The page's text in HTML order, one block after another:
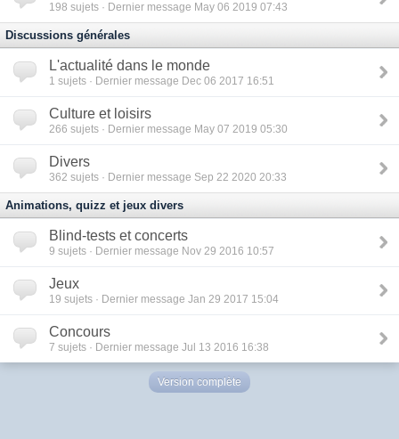
198 sujets · Dernier message May 06 2019 07:43
Discussions générales
L'actualité dans le monde
1 sujets · Dernier message Dec 06 2017 16:51
Culture et loisirs
266 sujets · Dernier message May 07 2019 05:30
Divers
362 sujets · Dernier message Sep 22 2020 20:33
Animations, quizz et jeux divers
Blind-tests et concerts
9 sujets · Dernier message Nov 29 2016 10:57
Jeux
19 sujets · Dernier message Jan 29 2017 15:04
Concours
7 sujets · Dernier message Jul 13 2016 16:38
Version complète